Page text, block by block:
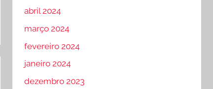
abril 2024
março 2024
fevereiro 2024
janeiro 2024
dezembro 2023